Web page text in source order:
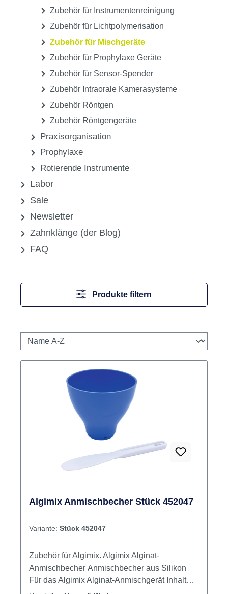
Zubehör für Instrumentenreinigung
Zubehör für Lichtpolymerisation
Zubehör für Mischgeräte
Zubehör für Prophylaxe Geräte
Zubehör für Sensor-Spender
Zubehör Intraorale Kamerasysteme
Zubehör Röntgen
Zubehör Röntgengeräte
Praxisorganisation
Prophylaxe
Rotierende Instrumente
Labor
Sale
Newsletter
Zahnklänge (der Blog)
FAQ
Produkte filtern
Algimix Anmischbecher Stück 452047
Variante: Stück 452047
Zubehör für Algimix. Algimix Alginat-
Anmischbecher Anmischbecher aus Silikon
Für das Algimix Alginat-Anmischgerät Inhalt